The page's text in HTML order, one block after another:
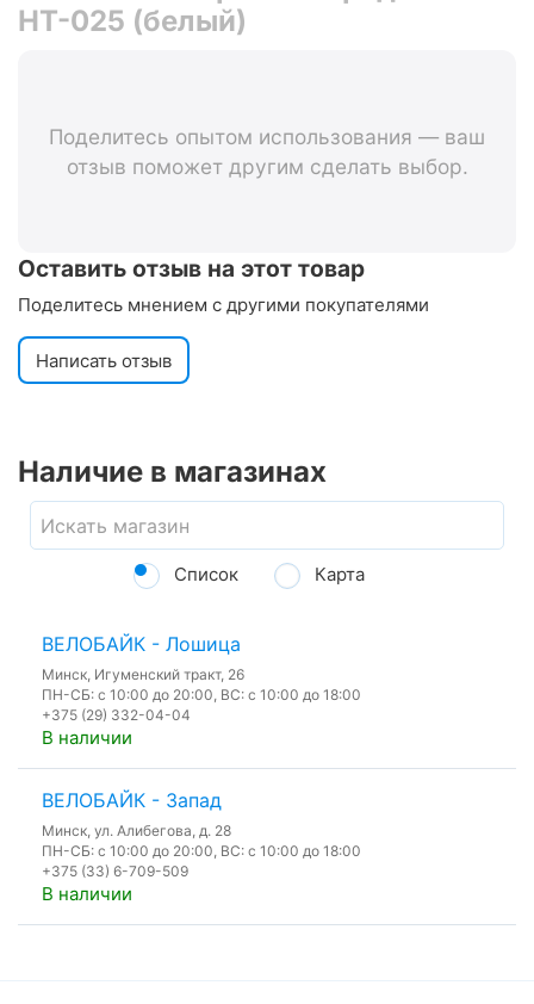
HT-025 (белый)
Поделитесь опытом использования — ваш
отзыв поможет другим сделать выбор.
Оставить отзыв на этот товар
Поделитесь мнением с другими покупателями
Написать отзыв
Наличие в магазинах
Список Карта
ВЕЛОБАЙК - Лошица
Минск, Игуменский тракт, 26
ПН-СБ: с 10:00 до 20:00, ВС: с 10:00 до 18:00
+375 (29) 332-04-04
В наличии
ВЕЛОБАЙК - Запад
Минск, ул. Алибегова, д. 28
ПН-СБ: с 10:00 до 20:00, ВС: с 10:00 до 18:00
+375 (33) 6-709-509
В наличии